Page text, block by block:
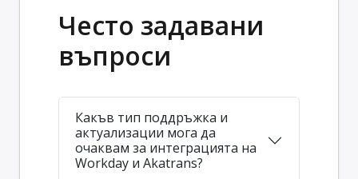
Често задавани
въпроси
Какъв тип поддръжка и
актуализации мога да
очаквам за интеграцията на
Workday и Akatrans?